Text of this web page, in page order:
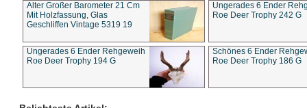
Alter Großer Barometer 21 Cm
Mit Holzfassung, Glas
Geschliffen Vintage 5319 19
Ungerades 6 Ender
Roe Deer Trophy 242 G
Ungerades 6 Ender Rehgeweih
Roe Deer Trophy 194 G
Schönes 6 Ender
Roe Deer Trophy 186 G